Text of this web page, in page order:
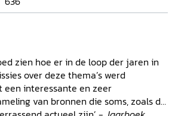
zien hoe er in de loop der jaren in
over deze thema’s werd
een interessante en zeer
van bronnen die soms, zoals de